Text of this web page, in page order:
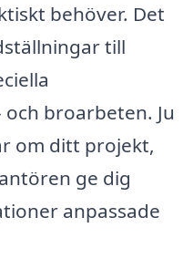
behöver. Det
till
broarbeten. Ju
om ditt projekt,
ge dig
anpassade